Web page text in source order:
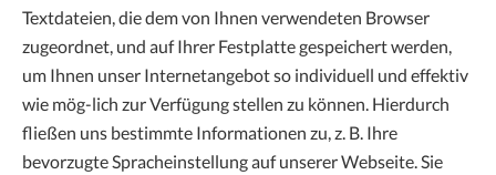
Textdateien, die dem von Ihnen verwendeten Browser
zugeordnet, und auf Ihrer Festplatte gespeichert werden,
um Ihnen unser Internetangebot so individuell und effektiv
wie mög-lich zur Verfügung stellen zu können. Hierdurch
fließen uns bestimmte Informationen zu, z. B. Ihre
bevorzugte Spracheinstellung auf unserer Webseite. Sie